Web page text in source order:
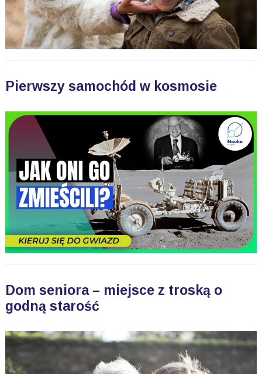
Pierwszy samochód w kosmosie
Dom seniora – miejsce z troską o
godną starość